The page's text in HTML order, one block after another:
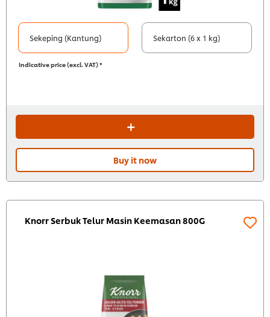
Sekeping (Kantung) Sekarton (6 x 1 kg)
Indicative price (excl. VAT) *
Buy it now
Knorr Serbuk Telur Masin Keemasan 800G